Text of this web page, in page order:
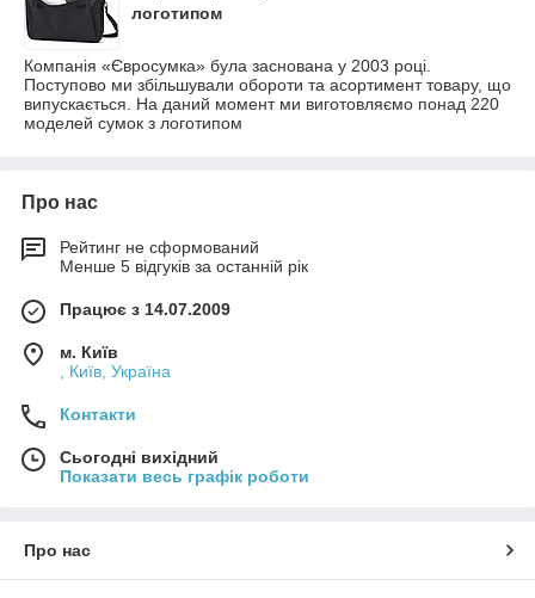
логотипом
Компанія «Євросумка» була заснована у 2003 році.
Поступово ми збільшували обороти та асортимент товару, що
випускається. На даний момент ми виготовляємо понад 220
моделей сумок з логотипом
Про нас
Рейтинг не сформований
Менше 5 відгуків за останній рік
Працює з 14.07.2009
м. Київ
, Київ, Україна
Контакти
Сьогодні вихідний
Показати весь графік роботи
Про нас